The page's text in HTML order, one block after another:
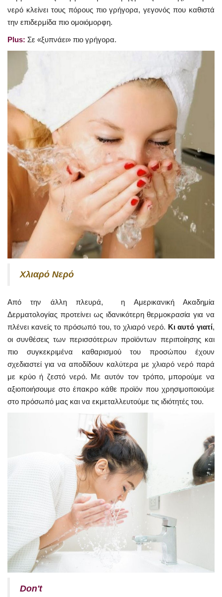
νερό κλείνει τους πόρους πιο γρήγορα, γεγονός που καθιστά
την επιδερμίδα πιο ομοιόμορφη.
Plus: Σε «ξυπνάει» πιο γρήγορα.
Χλιαρό Νερό
Από την άλλη πλευρά, η Αμερικανική Ακαδημία
Δερματολογίας προτείνει ως ιδανικότερη θερμοκρασία για να
πλένει κανείς το πρόσωπό του, το χλιαρό νερό. Κι αυτό γιατί,
οι συνθέσεις των περισσότερων προϊόντων περιποίησης και
πιο συγκεκριμένα καθαρισμού του προσώπου έχουν
σχεδιαστεί για να αποδίδουν καλύτερα με χλιαρό νερό παρά
με κρύο ή ζεστό νερό. Με αυτόν τον τρόπο, μπορούμε να
αξιοποιήσουμε στο έπακρο κάθε προϊόν που χρησιμοποιούμε
στο πρόσωπό μας και να εκμεταλλευτούμε τις ιδιότητές του.
Don't